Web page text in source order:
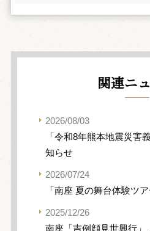
関連ニ
2026/08/03
「令和8年熊本地震災害
知らせ
2026/07/24
「南座 夏の舞台体験ツ
2025/12/26
南座「吉例顔見世興行